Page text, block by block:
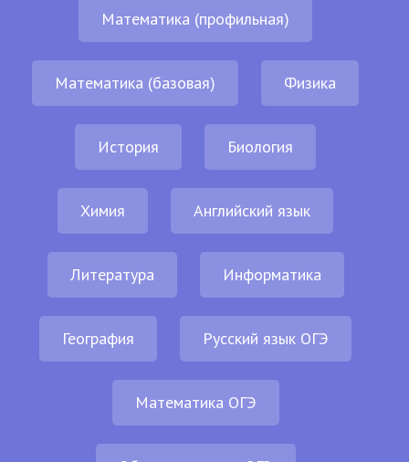
Математика (профильная)
Математика (базовая) Физика
История Биология
Химия Английский язык
Литература Информатика
География Русский язык ОГЭ
Математика ОГЭ